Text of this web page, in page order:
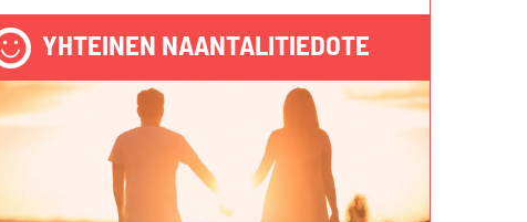
YHTEINEN NAANTALITIEDOTE